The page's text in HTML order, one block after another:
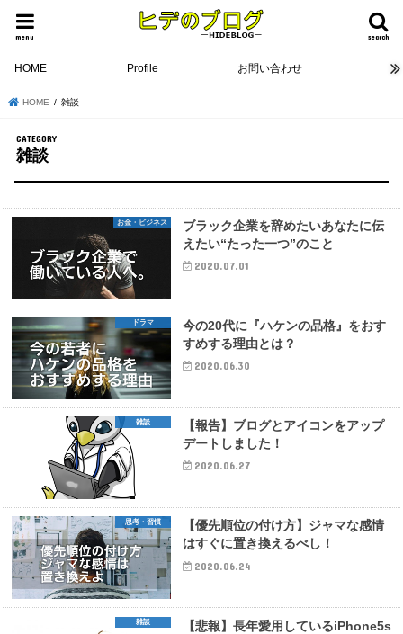
search
menu
HOME Profile お問い合わせ
HOME 雑談
雑談
お金・ビジネス
ブラック企業を辞めたいあなたに伝
えたい“たった一つ”のこと
2020.07.01
ドラマ
今の20代に『ハケンの品格』をおす
すめする理由とは？
2020.06.30
雑談
【報告】ブログとアイコンをアップ
デートしました！
2020.06.27
思考・習慣
【優先順位の付け方】ジャマな感情
はすぐに置き換えるべし！
2020.06.24
雑談
【悲報】長年愛用しているiPhone5s